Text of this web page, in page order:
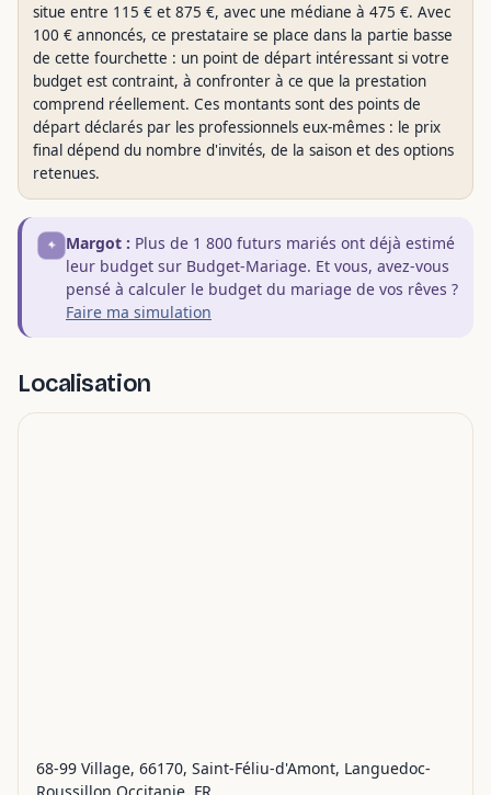
situe entre 115 € et 875 €, avec une médiane à 475 €. Avec
100 € annoncés, ce prestataire se place dans la partie basse
de cette fourchette : un point de départ intéressant si votre
budget est contraint, à confronter à ce que la prestation
comprend réellement. Ces montants sont des points de
départ déclarés par les professionnels eux-mêmes : le prix
final dépend du nombre d'invités, de la saison et des options
retenues.
Margot : Plus de 1 800 futurs mariés ont déjà estimé
leur budget sur Budget-Mariage. Et vous, avez-vous
pensé à calculer le budget du mariage de vos rêves ?
Faire ma simulation
Localisation
68-99 Village, 66170, Saint-Féliu-d'Amont, Languedoc-
Roussillon Occitanie, FR